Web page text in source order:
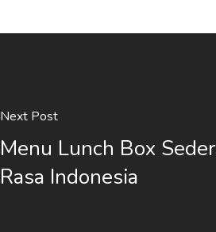
Next Post
Menu Lunch Box
Rasa Indonesia